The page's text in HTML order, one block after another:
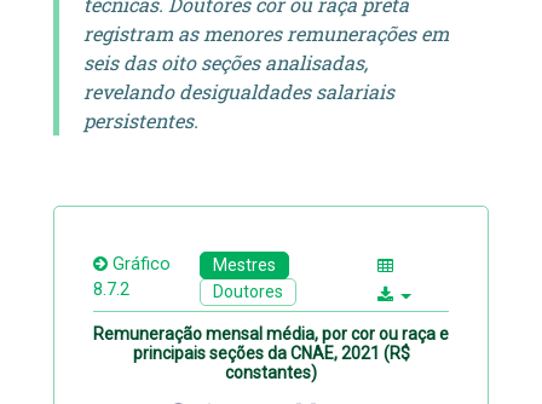
registram as menores remunerações em
seis das oito seções analisadas,
revelando desigualdades salariais
persistentes.
Gráfico
8.7.2
Mestres
Doutores
Remuneração mensal média, por cor ou raça e
principais seções da CNAE, 2021 (R$
constantes)